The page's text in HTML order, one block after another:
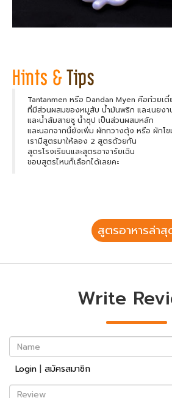
Tantanmen หรือ Dandan Myen คือก๋วยเตี๋
ที่มีส่วนผสมของหมูสับ น้ำมันพริก และเนยง
และน้ำส้มสายชู น้ำซุป เป็นส่วนผสมหลัก
และนอกจากนี้ยังเพิ่ม ผักกวางตุ้ง หรือ ผักโข
เรามีสูตรมาให้ลอง 2 สูตรด้วยกัน
สูตรโรงเรียนและสูตรอาจาร์ยเฉิน
ชอบสูตรไหนก็เลือกได้เลยคะ
สูตรอาหารล่าสุ
Write
Name
Login | สมัครสมาชิก
Review